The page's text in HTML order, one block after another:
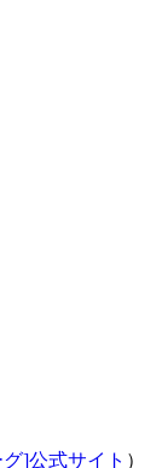
]公式サイト ）